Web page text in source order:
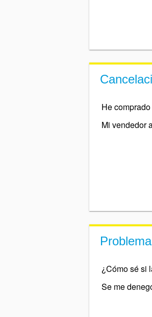
He
Mi vendedor
¿Cómo sé si